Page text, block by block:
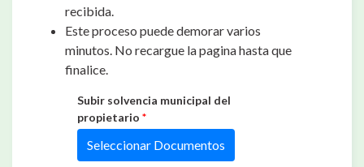
recibida.
Este proceso puede demorar varios
minutos. No recargue la pagina hasta que
finalice.
Subir solvencia municipal del
propietario *
Seleccionar Documentos